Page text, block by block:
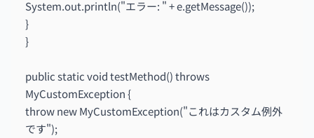
System.out.println("エラー: " + e.getMessage());
}
}
public static void testMethod() throws
MyCustomException {
throw new MyCustomException("これはカスタム例外
です");